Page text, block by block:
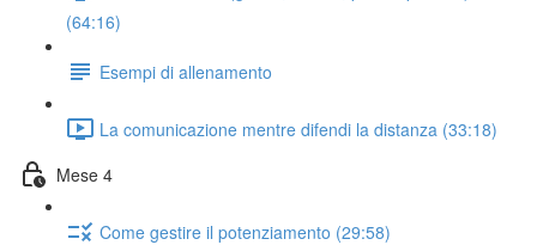
(64:16)
Esempi di allenamento
La comunicazione mentre difendi la distanza (33:18)
Mese 4
Come gestire il potenziamento (29:58)